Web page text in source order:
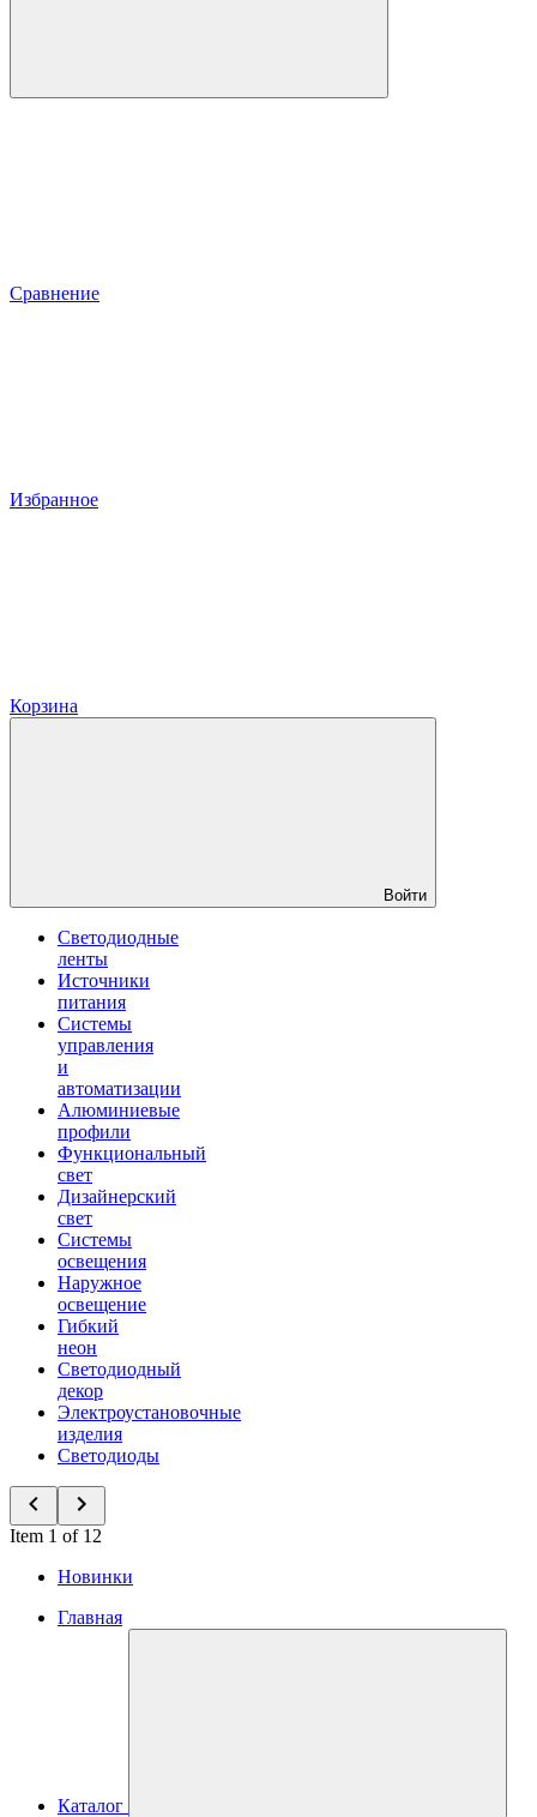
Сравнение
Избранное
Корзина
Войти
Светодиодные
ленты
Источники
питания
Системы
управления
и
автоматизации
Алюминиевые
профили
Функциональный
свет
Дизайнерский
свет
Системы
освещения
Наружное
освещение
Гибкий
неон
Светодиодный
декор
Электроустановочные
изделия
Светодиоды
Item 1 of 12
Новинки
Главная
Каталог